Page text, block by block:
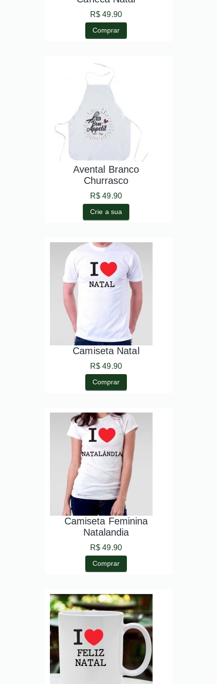
R$ 49.90
Comprar
Avental Branco
Churrasco
R$ 49.90
Crie a sua
Camiseta Natal
R$ 49.90
Comprar
Camiseta Feminina
Natalandia
R$ 49.90
Comprar